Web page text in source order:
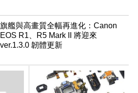
旗艦與高畫質全幅再進化：Canon
EOS R1、R5 Mark II 將迎來
ver.1.3.0 韌體更新